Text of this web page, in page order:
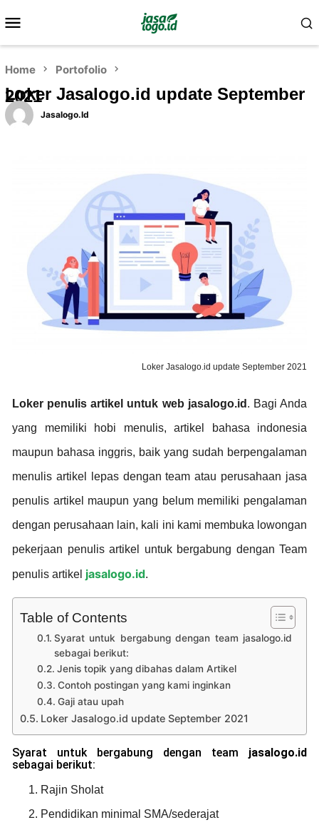
Home Portofolio
Loker Jasalogo.id update September
2021
Jasalogo.id
Loker Jasalogo.id update September 2021
Loker penulis artikel untuk web jasalogo.id . Bagi Anda
yang memiliki hobi menulis, artikel bahasa indonesia
maupun bahasa inggris, baik yang sudah berpengalaman
menulis artikel lepas dengan team atau perusahaan jasa
penulis artikel maupun yang belum memiliki pengalaman
dengan perusahaan lain, kali ini kami membuka lowongan
pekerjaan penulis artikel untuk bergabung dengan Team
penulis artikel jasalogo.id.
Table of Contents
Syarat untuk bergabung dengan team jasalogo.id
sebagai berikut:
Jenis topik yang dibahas dalam Artikel
Contoh postingan yang kami inginkan
Gaji atau upah
Loker Jasalogo.id update September 2021
Syarat untuk bergabung dengan team jasalogo.id
sebagai berikut:
Rajin Sholat
Pendidikan minimal SMA/sederajat